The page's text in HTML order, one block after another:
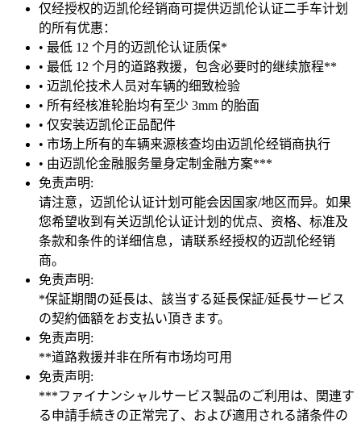
仅经授权的迈凯伦经销商可提供迈凯伦认证二手车计划
的所有优惠：
• 最低 12 个月的迈凯伦认证质保*
• 最低 12 个月的道路救援，包含必要时的继续旅程**
• 迈凯伦技术人员对车辆的细致检验
• 所有经核准轮胎均有至少 3mm 的胎面
• 仅安装迈凯伦正品配件
• 市场上所有的车辆来源核查均由迈凯伦经销商执行
• 由迈凯伦金融服务量身定制金融方案***
免责声明:
请注意，迈凯伦认证计划可能会因国家/地区而异。如果
您希望收到有关迈凯伦认证计划的优点、资格、标准及
条款和条件的详细信息，请联系经授权的迈凯伦经销
商。
免责声明:
*保証期間の延長は、該当する延長保証/延長サービス
の契約価額をお支払い頂きます。
免责声明:
**道路救援并非在所有市场均可用
免责声明:
***ファイナンシャルサービス製品のご利用は、関連す
る申請手続きの正常完了、および適用される諸条件の